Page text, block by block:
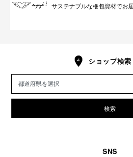
サステナブルな梱包資材でお
ショップ検索
検索
SNS